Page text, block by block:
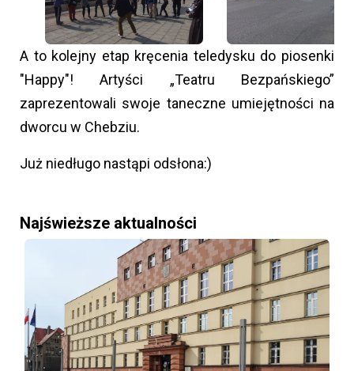
A to kolejny etap kręcenia teledysku do piosenki
"Happy"! Artyści „Teatru Bezpańskiego”
zaprezentowali swoje taneczne umiejętności na
dworcu w Chebziu.
Już niedługo nastąpi odsłona:)
Najświeższe aktualności